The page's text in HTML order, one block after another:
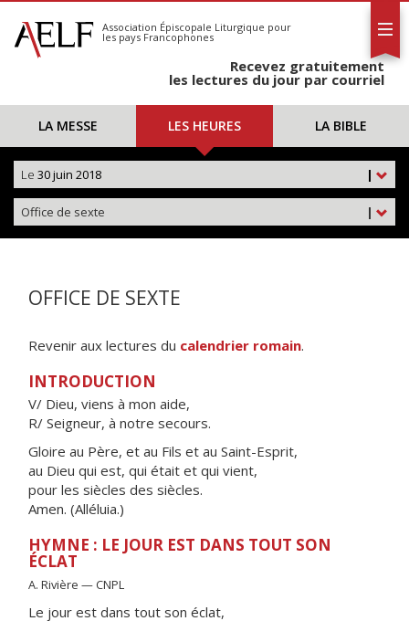
S'abonner
Calendrier
Association Épiscopale Liturgique pour
les pays Francophones
Recevez gratuitement
les lectures du jour par courriel
LA MESSE LES HEURES LA BIBLE
|
Le 30 juin 2018
|
Office de sexte
OFFICE DE SEXTE
Revenir aux lectures du calendrier romain.
INTRODUCTION
V/ Dieu, viens à mon aide,
R/ Seigneur, à notre secours.
Gloire au Père, et au Fils et au Saint-Esprit,
au Dieu qui est, qui était et qui vient,
pour les siècles des siècles.
Amen. (Alléluia.)
HYMNE : LE JOUR EST DANS TOUT SON
ÉCLAT
A. Rivière — CNPL
Le jour est dans tout son éclat,